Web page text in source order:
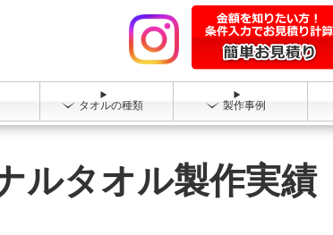
タオルの種類 製作事例
ルタオル製作実績